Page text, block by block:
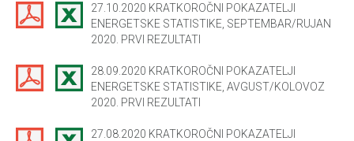
27.10.2020 KRATKOROČNI POKAZATELJI
ENERGETSKE STATISTIKE, SEPTEMBAR/RUJAN
2020. PRVI REZULTATI
28.09.2020 KRATKOROČNI POKAZATELJI
ENERGETSKE STATISTIKE, AVGUST/KOLOVOZ
2020. PRVI REZULTATI
27.08.2020 KRATKOROČNI POKAZATELJI